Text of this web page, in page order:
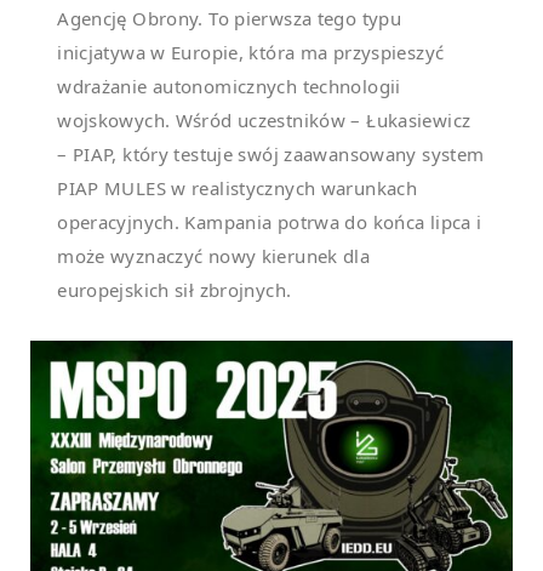
Agencję Obrony. To pierwsza tego typu
inicjatywa w Europie, która ma przyspieszyć
wdrażanie autonomicznych technologii
wojskowych. Wśród uczestników – Łukasiewicz
– PIAP, który testuje swój zaawansowany system
PIAP MULES w realistycznych warunkach
operacyjnych. Kampania potrwa do końca lipca i
może wyznaczyć nowy kierunek dla
europejskich sił zbrojnych.